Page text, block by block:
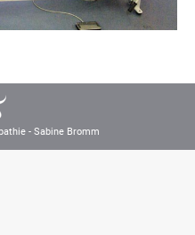
- Sabine Bromm